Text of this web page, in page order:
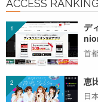
ACCESS RANKING
デ
首
恵
日